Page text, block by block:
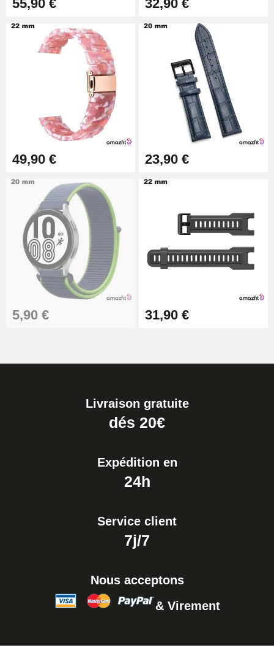
55,90 € 32,90 €
49,90 € 23,90 €
5,90 € 31,90 €
Livraison gratuite
dés 20€
Expédition en
24h
Service client
7j/7
Nous acceptons
& Virement